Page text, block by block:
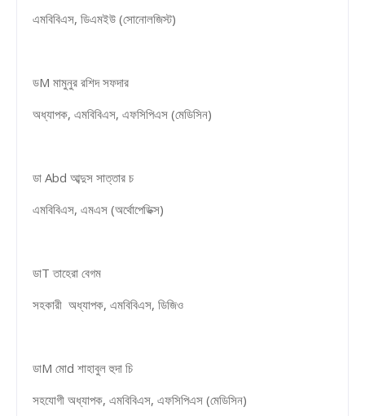
এমবিবিএস, ডিএমইউ (সোনোলজিস্ট)
ডM মামুনুর রশিদ সফদার
অধ্যাপক, এমবিবিএস, এফসিপিএস (মেডিসিন)
ডা Abd আব্দুস সাত্তার চ
এমবিবিএস, এমএস (অর্থোপেডিক্স)
ডাT তাহেরা বেগম
সহকারী অধ্যাপক, এমবিবিএস, ডিজিও
ডাM মোd শাহাবুল হুদা চি
সহযোগী অধ্যাপক, এমবিবিএস, এফসিপিএস (মেডিসিন)